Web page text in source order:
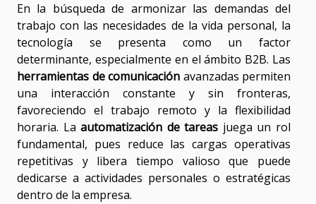
En la búsqueda de armonizar las demandas del
trabajo con las necesidades de la vida personal, la
tecnología se presenta como un factor
determinante, especialmente en el ámbito B2B. Las
herramientas de comunicación avanzadas permiten
una interacción constante y sin fronteras,
favoreciendo el trabajo remoto y la flexibilidad
horaria. Laautomatización de tareas juega un rol
fundamental, pues reduce las cargas operativas
repetitivas y libera tiempo valioso que puede
dedicarse a actividades personales o estratégicas
dentro de la empresa.